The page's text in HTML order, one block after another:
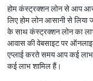
होम कंस्ट्रक्शन लोन से आप
लिए होम लोन आसानी से
के साथ कंस्ट्रक्शन लोन का
आवास की वेबसाइट पर
एप्लाई करते समय आप कई
कई लाभ शामिल हैं।